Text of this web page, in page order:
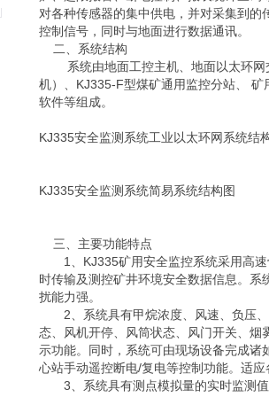
对各种传感器的集中供电，并对采集到
控制信号，同时与地面进行数据通讯。
二、系统结构
系统由地面工控主机、地面以太环网
机）、KJ335-F型煤矿通用监控分站、
软件等组成。
KJ335安全监测系统工业以太环网系统结
KJ335安全监测系统简易系统结构图
三、主要功能特点
1、KJ335矿用安全监控系统采用高速
时传输及测控矿井环境安全数据信息。
扰能力强。
2、系统具有甲烷浓度、风速、负压、
态、风机开停、风筒状态、风门开关、
示功能。同时，系统可由现场设备完成诸
心站手动遥控断电/复电等控制功能。适应
3、系统具有测点模拟量的实时监测值